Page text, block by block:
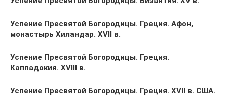
Успение Пресвятой Богородицы. Греция. Афон,
монастырь Хиландар. XVII в.
Успение Пресвятой Богородицы. Греция.
Каппадокия. XVIII в.
Успение Пресвятой Богородицы. Греция. XVII в. США.